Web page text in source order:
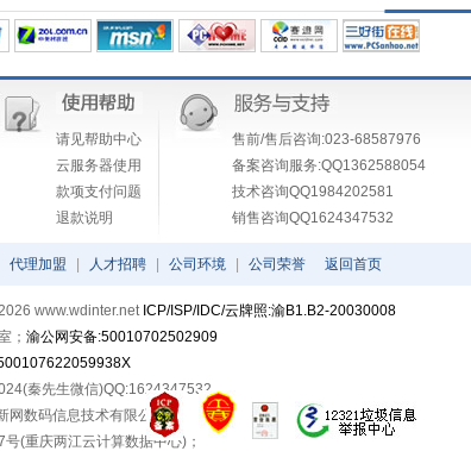
请见帮助中心
云服务器使用
款项支付问题
退款说明
售前/售后咨询:023-68587976
备案咨询服务:QQ1362588054
技术咨询QQ1984202581
销售咨询QQ1624347532
代理加盟 人才招聘 公司环境 公司荣誉 返回首页
www.wdinter.net ICP/ISP/IDC/云牌照:渝B1.B2-20030008
； 渝公网安备:50010702502909
秦先生微信)QQ:1624347532
网数码信息技术有限公司
(重庆两江云计算数据中心)；